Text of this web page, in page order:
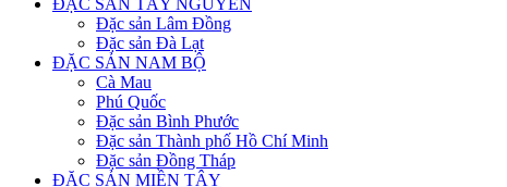
Đặc sản Lâm Đồng
Đặc sản Đà Lạt
ĐẶC SẢN NAM BỘ
Cà Mau
Phú Quốc
Đặc sản Bình Phước
Đặc sản Thành phố Hồ Chí Minh
Đặc sản Đồng Tháp
ĐẶC SẢN MIỀN TÂY